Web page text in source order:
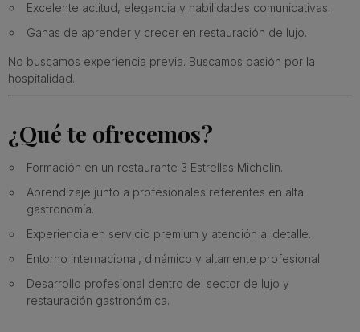
Excelente actitud, elegancia y habilidades comunicativas.
Ganas de aprender y crecer en restauración de lujo.
No buscamos experiencia previa. Buscamos pasión por la
hospitalidad.
¿Qué te ofrecemos?
Formación en un restaurante 3 Estrellas Michelin.
Aprendizaje junto a profesionales referentes en alta
gastronomía.
Experiencia en servicio premium y atención al detalle.
Entorno internacional, dinámico y altamente profesional.
Desarrollo profesional dentro del sector de lujo y
restauración gastronómica.